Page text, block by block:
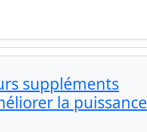
suppléments
la puissance